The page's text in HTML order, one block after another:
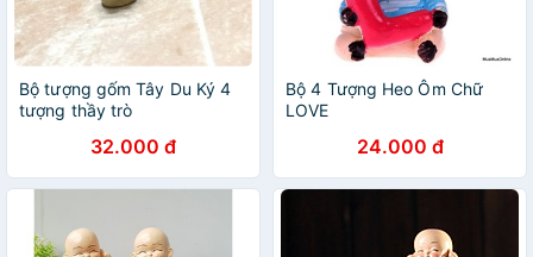
Bộ tượng gốm Tây Du Ký 4
tượng thầy trò
32.000 đ
Bộ 4 Tượng Heo Ôm Chữ
LOVE
24.000 đ